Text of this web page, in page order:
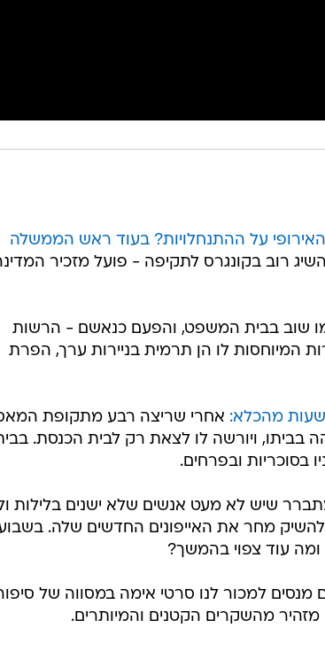
על ההתנחלויות? בעוד ראש הממשלה
רוב בקונגרס לתקיפה - פועל מזכיר
שוב בבית המשפט, והפעם כנאשם - הרשות
המיוחסות לו הן תרמית בניירות ערך, הפרת
אחרי שריצה רבע מתקופת
ויורשה לו לצאת רק לבית הכנסת.
בסוכריות ובפרחים.
שיש לא מעט אנשים שלא ישנים בלילות
מחר את האייפונים החדשים שלה.
עוד צפוי בהמשך?
מנסים למכור לנו סרטי אימה במסווה של
מזהיר מהשקרים הקטנים והמיותרים.